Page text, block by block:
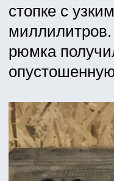
стопке с
рюмка